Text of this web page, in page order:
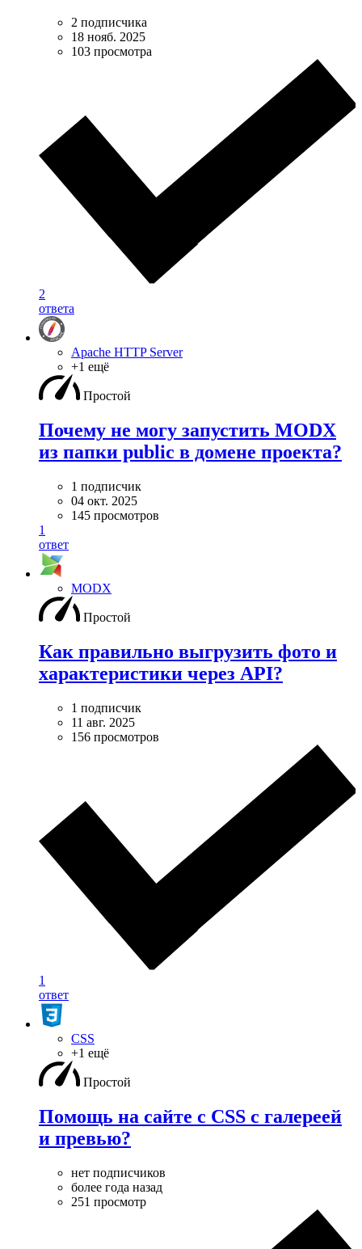
2 подписчика
18 нояб. 2025
103 просмотра
2
ответа
Apache HTTP Server
+1 ещё
Простой
Почему не могу запустить MODX
из папки public в домене проекта?
1 подписчик
04 окт. 2025
145 просмотров
1
ответ
MODX
Простой
Как правильно выгрузить фото и
характеристики через API?
1 подписчик
11 авг. 2025
156 просмотров
1
ответ
CSS
+1 ещё
Простой
Помощь на сайте с CSS с галереей
и превью?
нет подписчиков
более года назад
251 просмотр